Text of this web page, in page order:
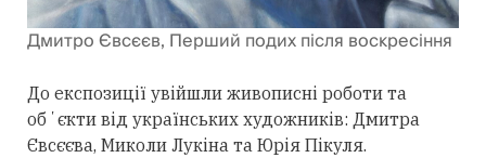
Дмитро Євсєєв, Перший подих після воскресіння
До експозиції увійшли живописні роботи та
обʼєкти від українських художників: Дмитра
Євсєєва, Миколи Лукіна та Юрія Пікуля.